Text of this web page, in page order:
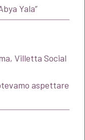
Yala”
Villetta Social
aspettare